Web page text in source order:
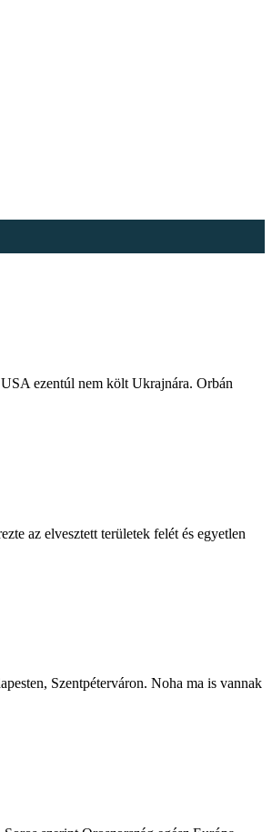
ezentúl nem költ Ukrajnára. Orbán
az elvesztett területek felét és egyetlen
Szentpéterváron. Noha ma is vannak